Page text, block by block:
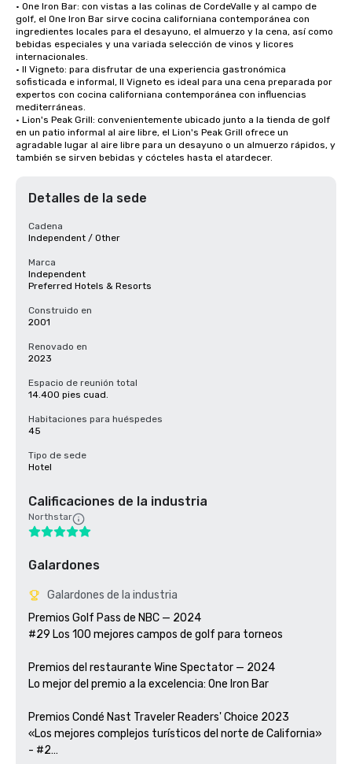
• One Iron Bar: con vistas a las colinas de CordeValle y al campo de
golf, el One Iron Bar sirve cocina californiana contemporánea con
ingredientes locales para el desayuno, el almuerzo y la cena, así como
bebidas especiales y una variada selección de vinos y licores
internacionales.
• Il Vigneto: para disfrutar de una experiencia gastronómica
sofisticada e informal, Il Vigneto es ideal para una cena preparada por
expertos con cocina californiana contemporánea con influencias
mediterráneas.
• Lion's Peak Grill: convenientemente ubicado junto a la tienda de golf
en un patio informal al aire libre, el Lion's Peak Grill ofrece un
agradable lugar al aire libre para un desayuno o un almuerzo rápidos, y
también se sirven bebidas y cócteles hasta el atardecer.
Detalles de la sede
Cadena
Independent / Other
Marca
Independent
Preferred Hotels & Resorts
Construido en
2001
Renovado en
2023
Espacio de reunión total
14.400 pies cuad.
Habitaciones para huéspedes
45
Tipo de sede
Hotel
Calificaciones de la industria
Northstar
Galardones
Galardones de la industria
Premios Golf Pass de NBC — 2024
#29 Los 100 mejores campos de golf para torneos
Premios del restaurante Wine Spectator — 2024
Lo mejor del premio a la excelencia: One Iron Bar
Premios Condé Nast Traveler Readers' Choice 2023
«Los mejores complejos turísticos del norte de California»
- #2